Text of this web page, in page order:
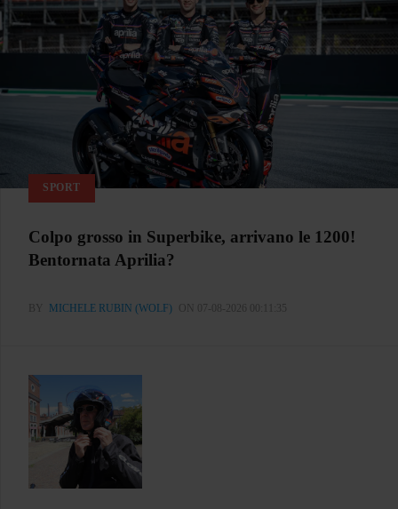
SPORT
Colpo grosso in Superbike, arrivano le 1200!
Bentornata Aprilia?
BY MICHELE RUBIN (WOLF) ON 07-08-2026 00:11:35